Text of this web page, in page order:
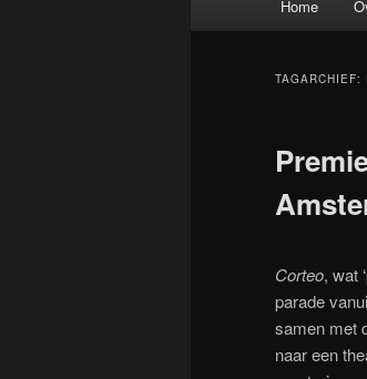
Spring
Spring
Home
TAGARCHIEF:
Corteo, wat
parade
samen met
naar een